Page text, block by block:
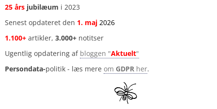
25 års jubilæum i 2023
Senest opdateret den 1. maj 2026
1.100+ artikler, 3.000+ notitser
Ugentlig opdatering af bloggen "Aktuelt"
Persondata-politik - læs mere om GDPR her.